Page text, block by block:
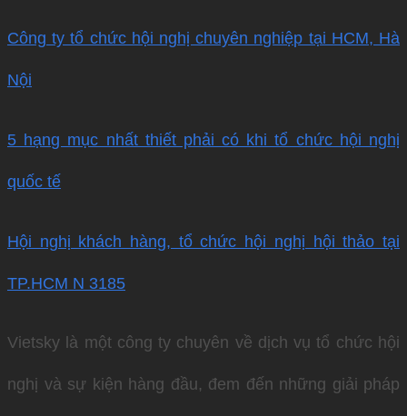
Công ty tổ chức hội nghị chuyên nghiệp tại HCM, Hà
Nội
5 hạng mục nhất thiết phải có khi tổ chức hội nghị
quốc tế
Hội nghị khách hàng, tổ chức hội nghị hội thảo tại
TP.HCM N 3185
Vietsky là một công ty chuyên về dịch vụ tổ chức hội
nghị và sự kiện hàng đầu, đem đến những giải pháp